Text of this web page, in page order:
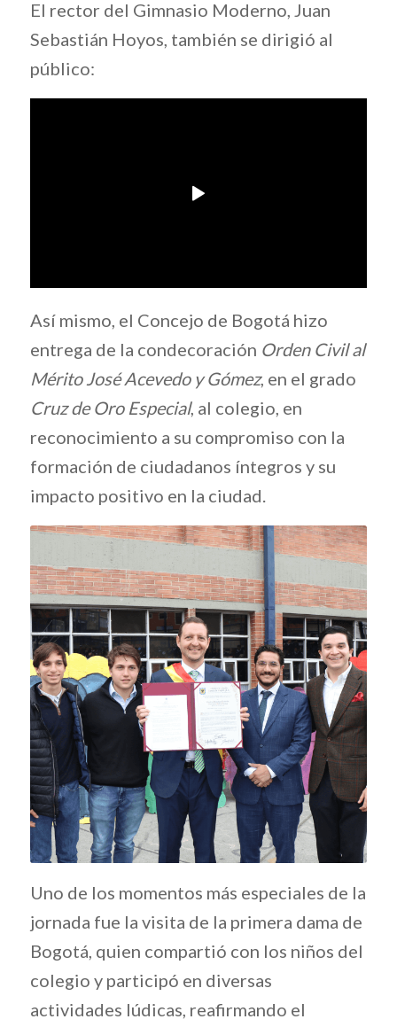
El rector del Gimnasio Moderno, Juan
Sebastián Hoyos, también se dirigió al
público:
Así mismo, el Concejo de Bogotá hizo
entrega de la condecoración Orden Civilal
MéritoJoséAcevedo yGómez, en el grado
CruzdeOro Especial, al colegio, en
reconocimiento a su compromiso con la
formación de ciudadanos íntegros y su
impacto positivo en la ciudad.
Uno de los momentos más especiales de la
jornada fue la visita de la primera dama de
Bogotá, quien compartió con los niños del
colegio y participó en diversas
actividades lúdicas, reafirmando el